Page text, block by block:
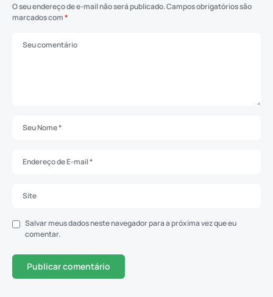
O seu endereço de e-mail não será publicado.Campos obrigatórios são
marcados com*
Salvar meus dados neste navegador para a próxima vez que eu
comentar.